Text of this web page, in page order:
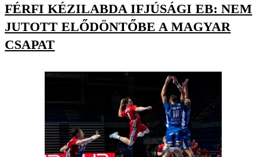
FÉRFI KÉZILABDA IFJÚSÁGI EB: NEM
JUTOTT ELŐDÖNTŐBE A MAGYAR
CSAPAT